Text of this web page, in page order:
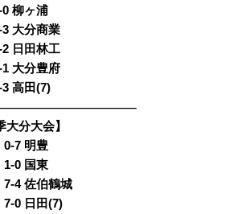
0 柳ヶ浦
3 大分商業
2 日田林工
1 大分豊府
高田(7)
大分大会】
00-7 明豊
1-0 国東
07-4 佐伯鶴城
07-0 日田(7)